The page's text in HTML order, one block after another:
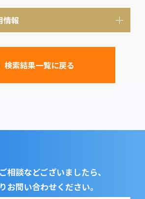
情報
検索結果一覧に戻る
相談などございましたら、
お問い合わせください。